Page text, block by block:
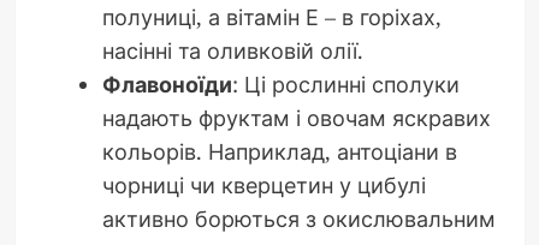
полуниці, а вітамін Е – в горіхах,
насінні та оливковій олії.
Флавоноїди: Ці рослинні сполуки
надають фруктам і овочам яскравих
кольорів. Наприклад, антоціани в
чорниці чи кверцетин у цибулі
активно борються з окислювальним